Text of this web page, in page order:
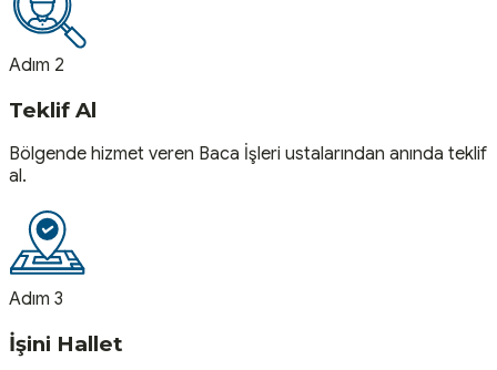
Adım 2
Teklif Al
Bölgende hizmet veren Baca İşleri ustalarından anında teklif
al.
Adım 3
İşini Hallet